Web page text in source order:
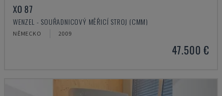
XO 87
WENZEL - SOUŘADNICOVÝ MĚŘICÍ STROJ (CMM)
NĚMECKO 2009
47.500 €